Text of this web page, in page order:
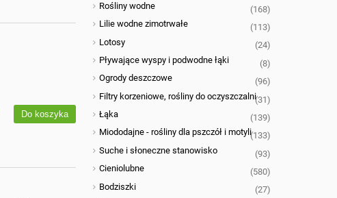
Do koszyka
Rośliny wodne
(168)
Lilie wodne zimotrwałe
(113)
Lotosy
(24)
Pływające wyspy i podwodne łąki
(8)
Ogrody deszczowe
(96)
Filtry korzeniowe, rośliny do oczyszczalni(31)
Łąka
(139)
Miododajne - rośliny dla pszczół i motyli(133)
Suche i słoneczne stanowisko
(93)
Cieniolubne
(580)
Bodziszki
(27)